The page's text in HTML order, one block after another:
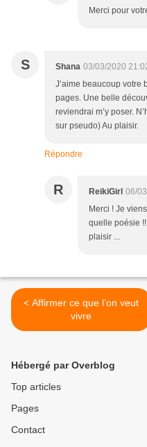
Merci pour
S Shana 03/03/2020
J’aime beaucoup votre
pages. Une belle
reviendrai m’y poser.
sur pseudo) Au plaisir.
Répondre
R ReikiGirl 06/
Merci ! Je
quelle poésie
plaisir ...
< Affirmer ce que l’on veut
vivre
Hébergé par Overblog
Top articles
Pages
Contact